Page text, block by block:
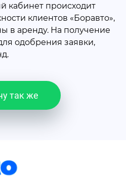
кабинет происходит
клиентов «Боравто»,
в аренду. На получение
одобрения заявки,
так же